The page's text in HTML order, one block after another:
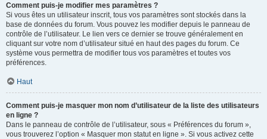
Comment puis-je modifier mes paramètres ?
Si vous êtes un utilisateur inscrit, tous vos paramètres sont stockés dans la
base de données du forum. Vous pouvez les modifier depuis le panneau de
contrôle de l’utilisateur. Le lien vers ce dernier se trouve généralement en
cliquant sur votre nom d’utilisateur situé en haut des pages du forum. Ce
système vous permettra de modifier tous vos paramètres et toutes vos
préférences.
Haut
Comment puis-je masquer mon nom d’utilisateur de la liste des utilisateurs
en ligne ?
Dans le panneau de contrôle de l’utilisateur, sous « Préférences du forum »,
vous trouverez l’option « Masquer mon statut en ligne ». Si vous activez cette